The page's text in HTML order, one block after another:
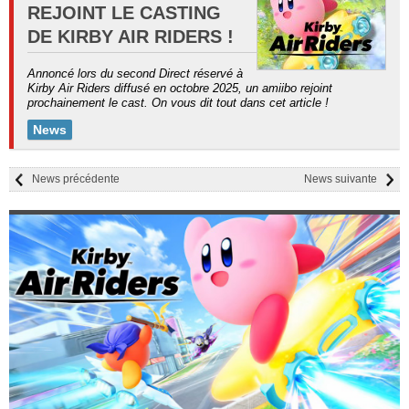
REJOINT LE CASTING
DE KIRBY AIR RIDERS !
Annoncé lors du second Direct réservé à
Kirby Air Riders diffusé en octobre 2025, un amiibo rejoint
prochainement le cast. On vous dit tout dans cet article !
News
News suivante
News précédente